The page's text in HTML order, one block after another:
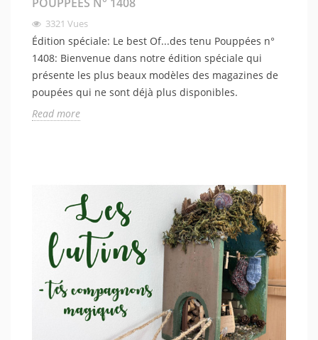
3321 Vues
Édition spéciale: Le best Of...des tenu Pouppées n°
1408: Bienvenue dans notre édition spéciale qui
présente les plus beaux modèles des magazines de
poupées qui ne sont déjà plus disponibles.
Read more